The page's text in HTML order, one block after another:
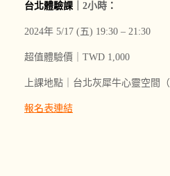
台北體驗課 ｜2小時 ：
2024年 5/17 (五) 19:30 – 21:30
超值體驗價｜ TWD 1,000
上課地點｜台北灰犀牛心靈空間（
報名表連結